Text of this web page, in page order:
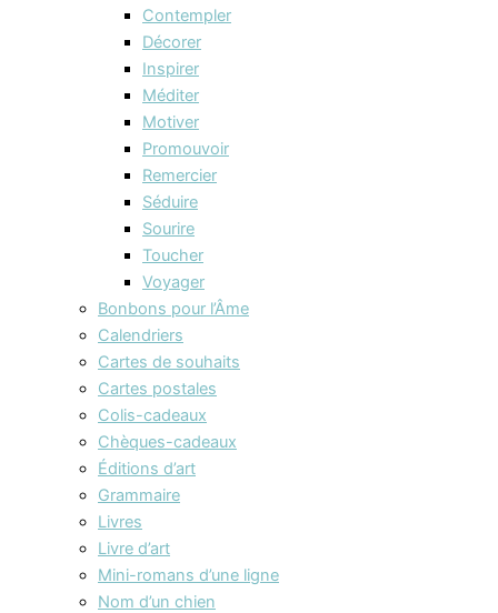
Contempler
Décorer
Inspirer
Méditer
Motiver
Promouvoir
Remercier
Séduire
Sourire
Toucher
Voyager
Bonbons pour l’Âme
Calendriers
Cartes de souhaits
Cartes postales
Colis-cadeaux
Chèques-cadeaux
Éditions d’art
Grammaire
Livres
Livre d’art
Mini-romans d’une ligne
Nom d’un chien